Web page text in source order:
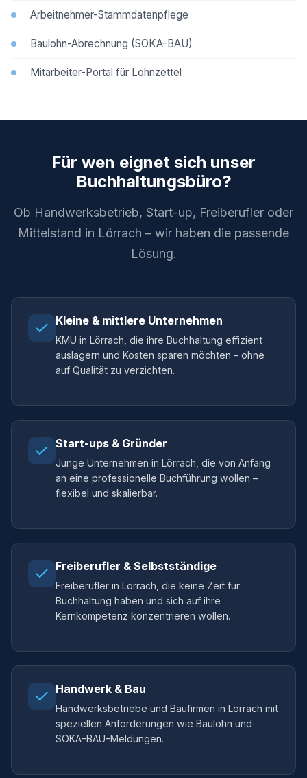
Arbeitnehmer-Stammdatenpflege
Baulohn-Abrechnung (SOKA-BAU)
Mitarbeiter-Portal für Lohnzettel
Für wen eignet sich unser
Buchhaltungsbüro?
Ob Handwerksbetrieb, Start-up, Freiberufler oder
Mittelstand in Lörrach – wir haben die passende
Lösung.
Kleine & mittlere Unternehmen
KMU in Lörrach, die ihre Buchhaltung effizient
auslagern und Kosten sparen möchten – ohne
auf Qualität zu verzichten.
Start-ups & Gründer
Junge Unternehmen in Lörrach, die von Anfang
an eine professionelle Buchführung wollen –
flexibel und skalierbar.
Freiberufler & Selbstständige
Freiberufler in Lörrach, die keine Zeit für
Buchhaltung haben und sich auf ihre
Kernkompetenz konzentrieren wollen.
Handwerk & Bau
Handwerksbetriebe und Baufirmen in Lörrach mit
speziellen Anforderungen wie Baulohn und
SOKA-BAU-Meldungen.